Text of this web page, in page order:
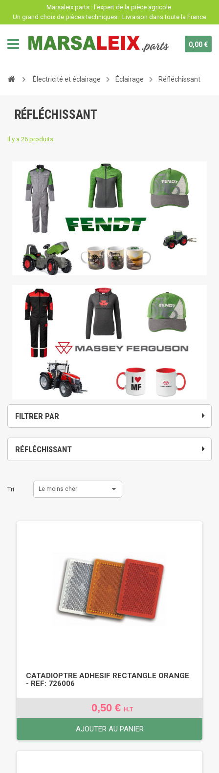
Marsaleix.parts : l'expert de la pièce agricole.
Un grand choix de pièces techniques. Livraison dans toute la France
0,00 €
Électricité et éclairage Éclairage Réfléchissant
RÉFLÉCHISSANT
Il y a 26 produits.
RÉFLÉCHISSANT
FILTRER PAR
Tri Le moins cher
CATADIOPTRE ADHESIF RECTANGLE ORANGE
- REF: 726006
0,50 € H.T
AJOUTER AU PANIER
Panneau de gestion des cookies